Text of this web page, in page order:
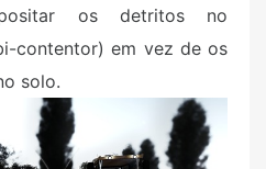
os detritos no
contentor) em vez de os
solo.